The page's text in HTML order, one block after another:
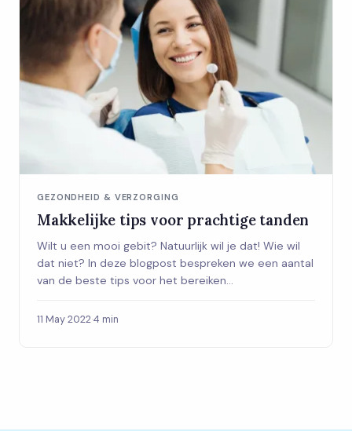
GEZONDHEID & VERZORGING
Makkelijke tips voor prachtige tanden
Wilt u een mooi gebit? Natuurlijk wil je dat! Wie wil
dat niet? In deze blogpost bespreken we een aantal
van de beste tips voor het bereiken...
11 May 2022·4 min